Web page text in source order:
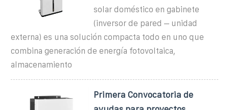
solar doméstico en gabinete
(inversor de pared – unidad
externa) es una solución compacta todo en uno que
combina generación de energía fotovoltaica,
almacenamiento
Primera Convocatoria de